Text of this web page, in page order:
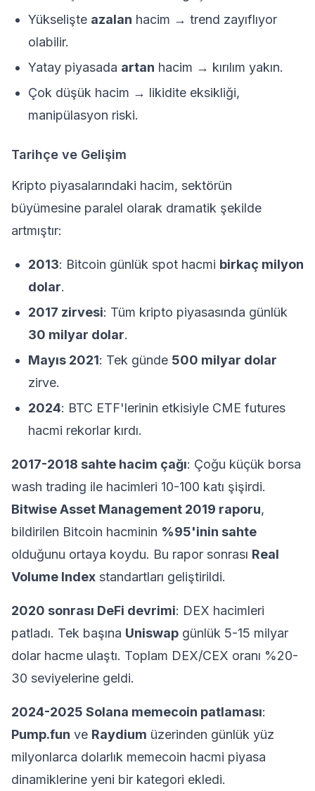
Yükselişte azalan hacim → trend zayıflıyor
olabilir.
Yatay piyasada artan hacim → kırılım yakın.
Çok düşük hacim → likidite eksikliği,
manipülasyon riski.
Tarihçe ve Gelişim
Kripto piyasalarındaki hacim, sektörün
büyümesine paralel olarak dramatik şekilde
artmıştır:
2013: Bitcoin günlük spot hacmi birkaç milyon
dolar.
2017 zirvesi: Tüm kripto piyasasında günlük
30 milyar dolar.
Mayıs 2021: Tek günde 500 milyar dolar
zirve.
2024: BTC ETF'lerinin etkisiyle CME futures
hacmi rekorlar kırdı.
2017-2018 sahte hacim çağı: Çoğu küçük borsa
wash trading ile hacimleri 10-100 katı şişirdi.
Bitwise Asset Management 2019 raporu,
bildirilen Bitcoin hacminin %95'inin sahte
olduğunu ortaya koydu. Bu rapor sonrası Real
Volume Index standartları geliştirildi.
2020 sonrası DeFi devrimi: DEX hacimleri
patladı. Tek başına Uniswap günlük 5-15 milyar
dolar hacme ulaştı. Toplam DEX/CEX oranı %20-
30 seviyelerine geldi.
2024-2025 Solana memecoin patlaması:
Pump.fun ve Raydium üzerinden günlük yüz
milyonlarca dolarlık memecoin hacmi piyasa
dinamiklerine yeni bir kategori ekledi.